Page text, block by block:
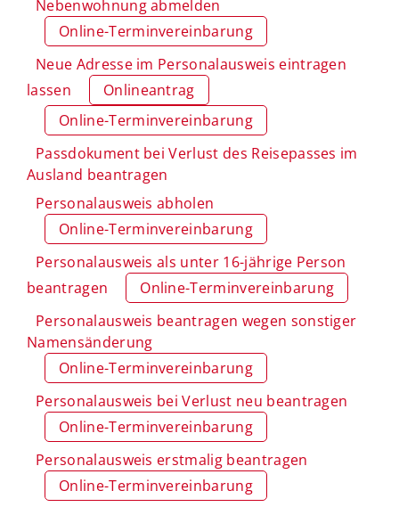
Nebenwohnung abmelden
Online-Terminvereinbarung
Neue Adresse im Personalausweis eintragen
lassen
Onlineantrag
Online-Terminvereinbarung
Passdokument bei Verlust des Reisepasses im
Ausland beantragen
Personalausweis abholen
Online-Terminvereinbarung
Personalausweis als unter 16-jährige Person
beantragen
Online-Terminvereinbarung
Personalausweis beantragen wegen sonstiger
Namensänderung
Online-Terminvereinbarung
Personalausweis bei Verlust neu beantragen
Online-Terminvereinbarung
Personalausweis erstmalig beantragen
Online-Terminvereinbarung